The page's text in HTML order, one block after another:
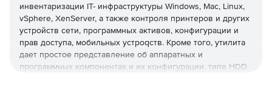
инвентаризации IT- инфраструктуры Windows, Mac, Linux,
vSphere, XenServer, а также контроля принтеров и других
устройств сети, программных активов, конфигурации и
прав доступа, мобильных устроqств. Кроме того, утилита
дает простое представление об аппаратных и
программных компонентах и их конфигурации, типе HDD